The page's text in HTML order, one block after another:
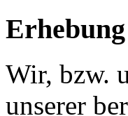
Wir, bzw.
unserer